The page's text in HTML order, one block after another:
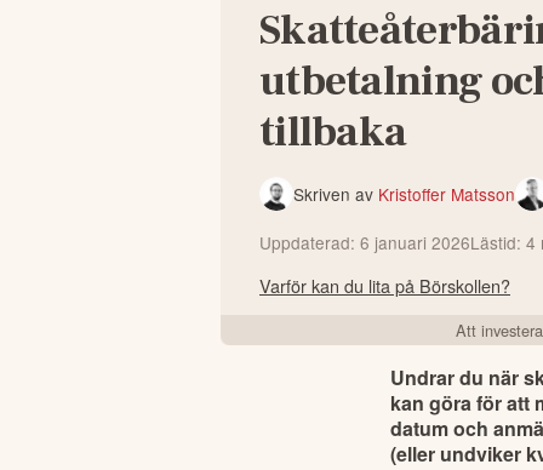
utbetalning
tillbaka
Skriven av Kristoffer Matsson
Uppdaterad: 6 januari 2026Lästid: 4
Varför kan du lita på Börskollen?
Att
Undrar du när
kan göra för att
datum och
(eller undviker